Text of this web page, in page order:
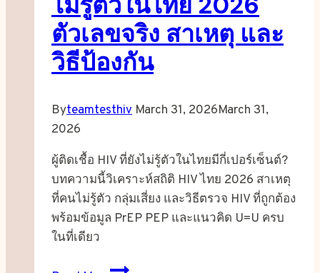
ตัวเลขจริง สาเหตุ และ
วิธีป้องกัน
Byteamtesthiv March 31, 2026March 31,
2026
ผู้ติดเชื้อ HIV ที่ยังไม่รู้ตัวในไทยมีกี่เปอร์เซ็นต์?
บทความนี้วิเคราะห์สถิติ HIV ไทย 2026 สาเหตุ
ที่คนไม่รู้ตัว กลุ่มเสี่ยง และวิธีตรวจ HIV ที่ถูกต้อง
พร้อมข้อมูล PrEP PEP และแนวคิด U=U ครบ
ในที่เดียว
สถิติ